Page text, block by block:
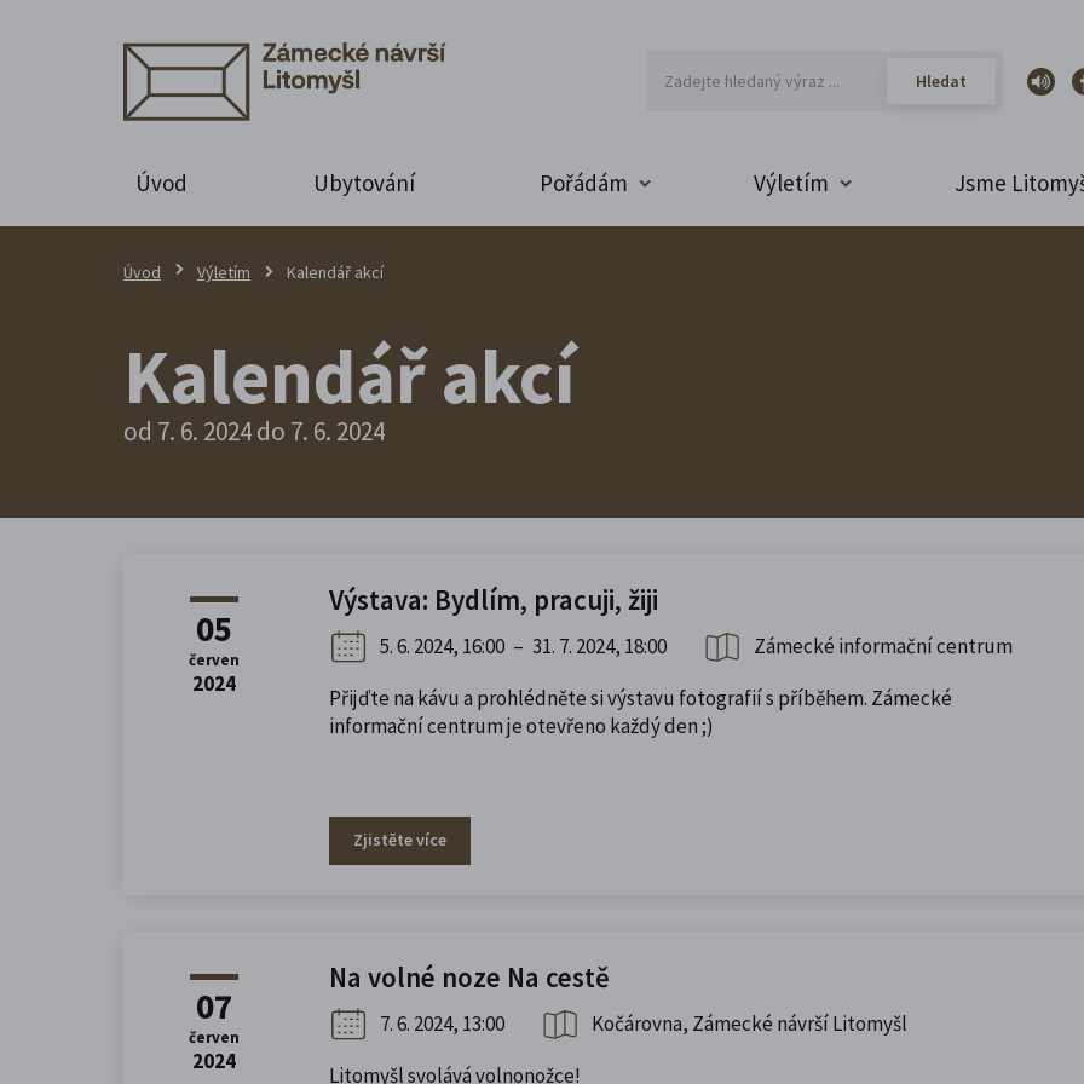
Úvod Ubytování Pořádám Výletím Jsme
Úvod Výletím Kalendář akcí
Kalendář akcí
od 7. 6. 2024 do 7. 6. 2024
05
červen
2024
Výstava: Bydlím, pracuji, žiji
5. 6. 2024, 16:00 – 31. 7. 2024, 18:00
Zámecké informační centrum
Přijďte na kávu a prohlédněte si výstavu fotografií s příběhem. Zámecké
informační centrum je otevřeno každý den ;)
Zjistěte více
07
červen
2024
Na volné noze Na cestě
7. 6. 2024, 13:00
Kočárovna, Zámecké návrší Litomyšl
Litomyšl svolává volnonožce!